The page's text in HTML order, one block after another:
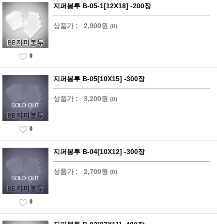
지퍼봉투 B-05-1[12X18] -200장
상품가 : 2,900원 (0)
0
지퍼봉투 B-05[10X15] -300장
상품가 : 3,200원 (0)
0
지퍼봉투 B-04[10X12] -300장
상품가 : 2,700원 (0)
0